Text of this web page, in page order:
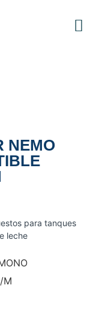
NEMO
para tanques
leche
M